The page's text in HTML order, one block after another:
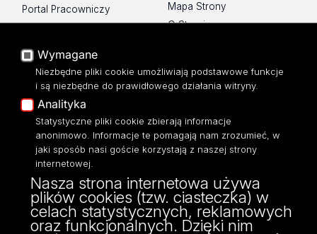
Portal Pracowniczy
Baza Aktów Własnych
Moodle
Eksperci UŁ
Polityka Prywatności
Dostępność
Mapa Strony
O Stronie
ul. Narutowicza 68, 90-136 Łódź
NIP: 724 000 32 43
Adres do doręczeń elektronicznych (ADE):
AE:PL-74796-17640-IHHIV-17
Wymagane
Niezbędne pliki cookie umożliwiają podstawowe funkcje
i są niezbędne do prawidłowego działania witryny.
Analityka
Statystyczne pliki cookie zbierają informacje
anonimowo. Informacje te pomagają nam zrozumieć, w
jaki sposób nasi goście korzystają z naszej strony
internetowej.
Nasza strona internetowa używa
plików cookies (tzw. ciasteczka) w
celach statystycznych, reklamowych
oraz funkcjonalnych. Dzięki nim